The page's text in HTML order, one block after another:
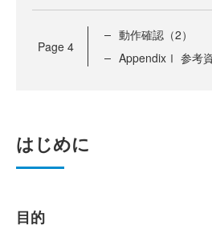
Page 4
動作確認（2）
AppendixⅠ 参考
はじめに
目的